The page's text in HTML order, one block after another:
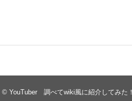
© YouTuber 調べてwiki風に紹介してみた！